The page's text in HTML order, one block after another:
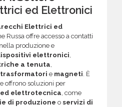
ed Elettronici
Elettrici ed
Russa offre accesso a contatti
produzione e
elettronici,
a tenuta,
trasformatori e magneti. È
offrono soluzioni per
elettrotecnica, come
di produzione o servizi di